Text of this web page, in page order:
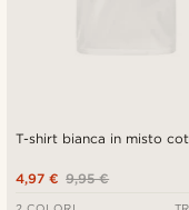
T-shirt bianca in misto
9,95 €
4,97 €